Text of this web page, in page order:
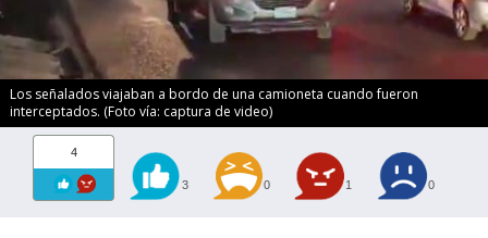
Los señalados viajaban a bordo de una camioneta cuando fueron
interceptados. (Foto vía: captura de video)
4
3 0 1 0